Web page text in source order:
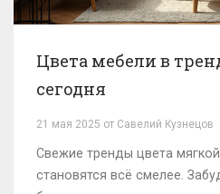
Цвета мебели в
сегодня
21 мая 2025 от Савелий Кузнецов
Свежие тренды цвета
становятся всё смелее.